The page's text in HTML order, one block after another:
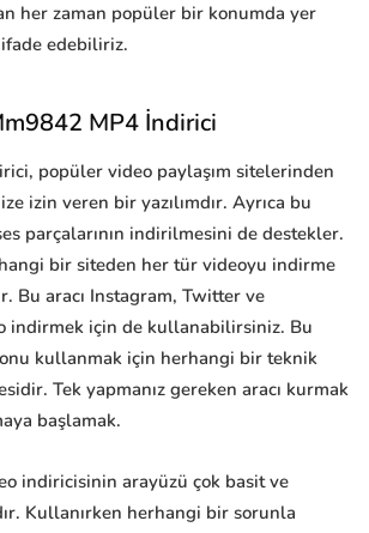
her zaman popüler bir konumda yer
ifade edebiliriz.
MP4 İndirici
popüler video paylaşım sitelerinden
izin veren bir yazılımdır. Ayrıca bu
parçalarının indirilmesini de destekler.
bir siteden her tür videoyu indirme
Bu aracı Instagram, Twitter ve
indirmek için de kullanabilirsiniz. Bu
onu kullanmak için herhangi bir teknik
Tek yapmanız gereken aracı kurmak
başlamak.
indiricisinin arayüzü çok basit ve
Kullanırken herhangi bir sorunla